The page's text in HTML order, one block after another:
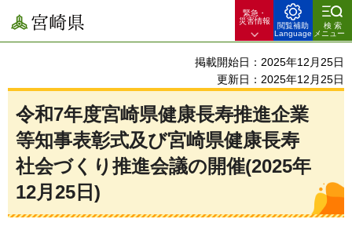
宮崎県
緊急・
災害情報
閲覧補助
Language
検索
メニュー
掲載開始日：2025年12月25日
更新日：2025年12月25日
令和7年度宮崎県健康長寿推進企業
等知事表彰式及び宮崎県健康長寿
社会づくり推進会議の開催(2025年
12月25日)